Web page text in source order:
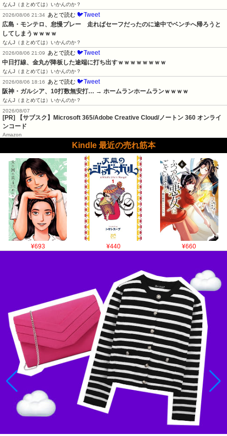
なんJ（まとめては）いかんのか？
2026/08/06 21:34 あとで読む 🐦Tweet
広島・モンテロ、怠慢プレー　走ればセーフだったのに途中でベンチへ帰ろうと
してしまうｗｗｗｗ
なんJ（まとめては）いかんのか？
2026/08/06 21:09
あとで読む 🐦Tweet
中日打線、金丸が降板した途端に打ち出すｗｗｗｗｗｗｗｗ
なんJ（まとめては）いかんのか？
2026/08/06 18:16
あとで読む 🐦Tweet
阪神・ガルシア、10打数無安打… → ホームランホームランｗｗｗｗ
なんJ（まとめては）いかんのか？
2026/08/07
[PR] 【サブスク】Microsoft 365/Adobe Creative Cloud/ノートン 360 オンライ
ンコード
Amazon
Kindle 最近の売れ筋本
¥693 ¥440 ¥660